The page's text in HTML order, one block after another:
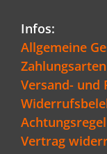
Infos:
Allgemeine
Zahlungsarten
Versand- und
Achtungsregel
Vertrag